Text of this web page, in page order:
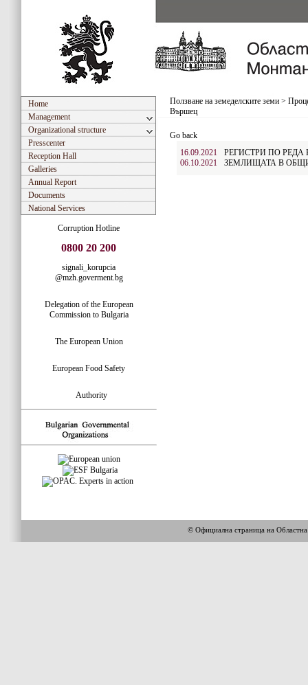
Home
Management
Organizational structure
Presscenter
Reception Hall
Galleries
Annual Report
Documents
National Services
Corruption Hotline
0800 20 200
signali_korupcia
@mzh.goverment.bg
Delegation of the European
Commission to Bulgaria
The European Union
European Food Safety
Authority
Ползване на земеделските земи >
Вършец
Go back
16.09.2021
06.10.2021
РЕГИСТРИ ПО РЕДА
ЗЕМЛИЩАТА В
© Официална страница на